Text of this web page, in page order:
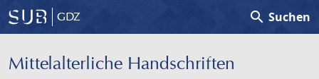
GDZ search Suchen
Mittelalterliche Handschriften